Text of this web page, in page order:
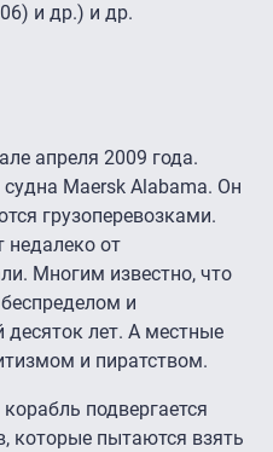
и др.) и др.
апреля 2009 года.
Maersk Alabama. Он
грузоперевозками.
недалеко от
Многим известно, что
и
лет. А местные
и пиратством.
подвергается
которые пытаются взять